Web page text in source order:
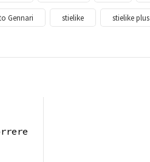
Gennari stielike stielike plus